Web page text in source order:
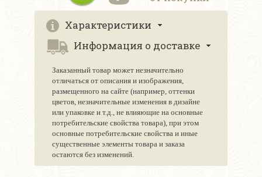
Характеристики
Информация о доставке
Заказанный товар может незначительно
отличаться от описания и изображения,
размещенного на сайте (например, оттенки
цветов, незначительные изменения в дизайне
или упаковке и т.д., не влияющие на основные
потребительские свойства товара), при этом
основные потребительские свойства и иные
существенные элементы товара и заказа
остаются без изменений.